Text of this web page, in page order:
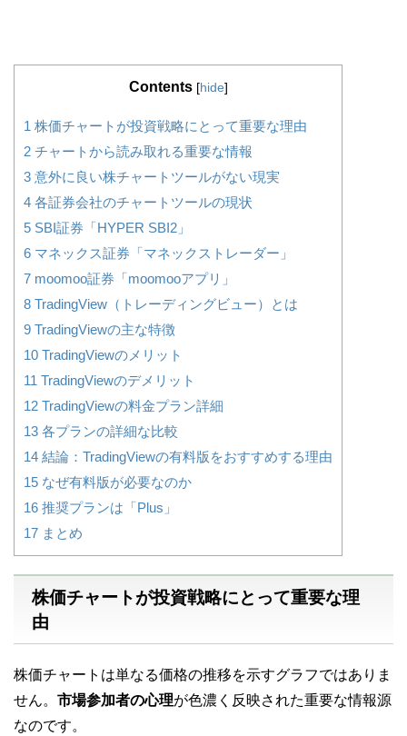
Contents [hide]
1 株価チャートが投資戦略にとって重要な理由
2 チャートから読み取れる重要な情報
3 意外に良い株チャートツールがない現実
4 各証券会社のチャートツールの現状
5 SBI証券「HYPER SBI2」
6 マネックス証券「マネックストレーダー」
7 moomoo証券「moomooアプリ」
8 TradingView（トレーディングビュー）とは
9 TradingViewの主な特徴
10 TradingViewのメリット
11 TradingViewのデメリット
12 TradingViewの料金プラン詳細
13 各プランの詳細な比較
14 結論：TradingViewの有料版をおすすめする理由
15 なぜ有料版が必要なのか
16 推奨プランは「Plus」
17 まとめ
株価チャートが投資戦略にとって重要な理
由
株価チャートは単なる価格の推移を示すグラフではありま
せん。 市場参加者の心理が色濃く反映された重要な情報源
なのです。